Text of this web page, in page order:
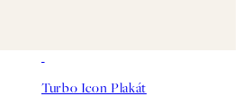
Turbo Icon Plakát